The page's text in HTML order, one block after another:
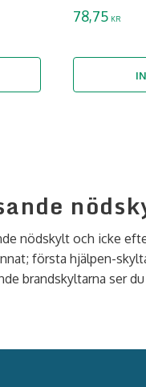
78,75 KR
nödskylt och icke
första hjälpen-
brandskyltarna ser